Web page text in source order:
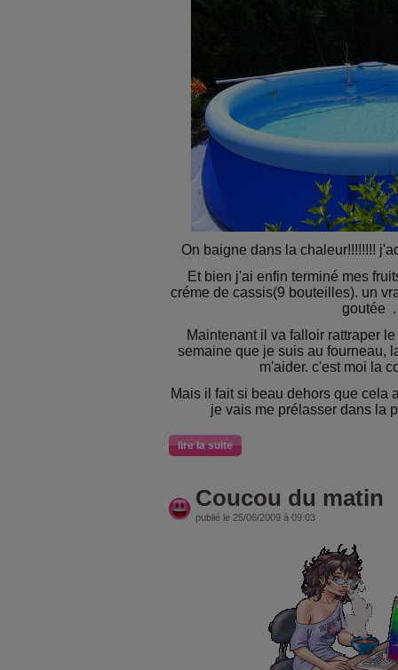
On baigne dans la chaleur!!!!!!!!
Et bien j'ai enfin terminé mes
créme de cassis(9 bouteilles). un
goutée .
Maintenant il va falloir rattraper
semaine que je suis au fourneau,
m'aider. c'est moi la
Mais il fait si beau dehors que cela
je vais me prélasser dans la
lire la suite
Coucou du matin
publié le 25/06/2009 à 09:03